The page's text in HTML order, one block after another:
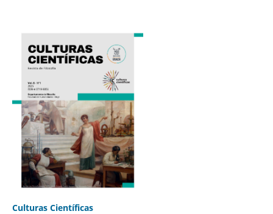
Culturas Científicas